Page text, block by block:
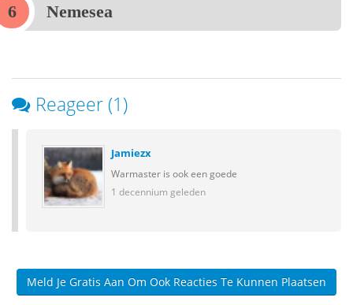
Nemesea
Reageer (1)
Jamiezx
Warmaster is ook een goede
1 decennium geleden
Meld Je Gratis Aan Om Ook Reacties Te Kunnen Plaatsen